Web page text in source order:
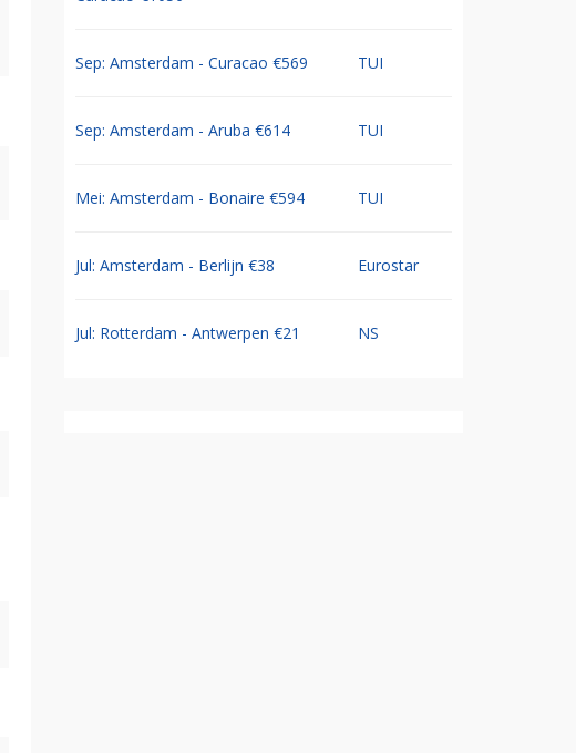
Sep: Amsterdam - Curacao €569 TUI
Sep: Amsterdam - Aruba €614 TUI
Mei: Amsterdam - Bonaire €594 TUI
Jul: Amsterdam - Berlijn €38 Eurostar
Jul: Rotterdam - Antwerpen €21 NS